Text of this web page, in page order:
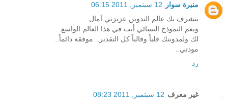
منيرة سوار
12 سبتمبر, 2011 06:15
يتشرف بك عالم التدوين عزيزتي آمال..
ونعم النموذج النسائي أنت في هذا العالم الواسع..
لك ولمدونتك قلباً وقالباً كل التقدير.. موفقة دائماً..
مودتي..
رد
غير معرف 12 سبتمبر, 2011 08:23